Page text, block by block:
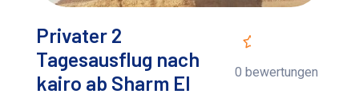
Privater 2
Tagesausflug nach
kairo ab Sharm El
0 bewertungen